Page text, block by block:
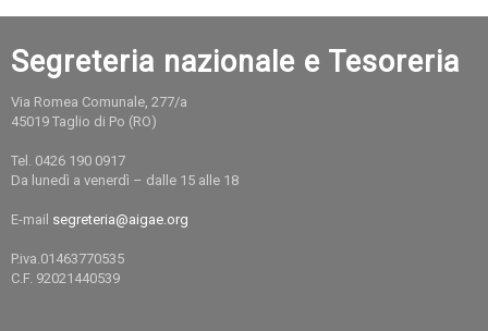
Segreteria nazionale e Tesoreria
Via Romea Comunale, 277/a
45019 Taglio di Po (RO)
Tel. 0426 190 0917
Da lunedì a venerdì – dalle 15 alle 18
E-mail segreteria@aigae.org
P.iva.01463770535
C.F. 92021440539